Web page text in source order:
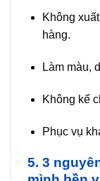
Không
hàng.
Làm màu,
Không kể
Phục vụ
5. 3